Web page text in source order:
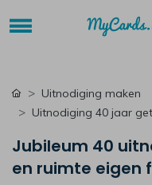
Uitnodiging maken
Uitnodiging 40 jaar
Jubileum 40
en ruimte eigen